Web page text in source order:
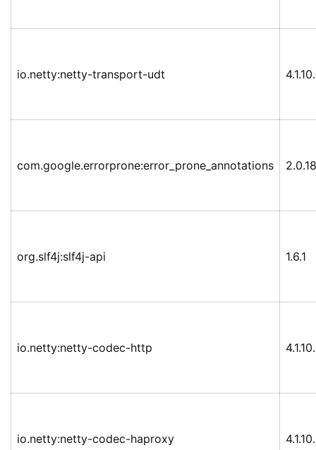
io.netty:netty-transport-udt
com.google.errorprone:error_prone_annotations 2.0.18
org.slf4j:slf4j-api 1.6.1
io.netty:netty-codec-http
io.netty:netty-codec-haproxy